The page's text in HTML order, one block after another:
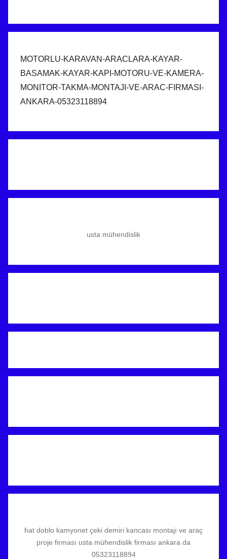
MOTORLU-KARAVAN-ARACLARA-KAYAR-
BASAMAK-KAYAR-KAPI-MOTORU-VE-KAMERA-
MONITOR-TAKMA-MONTAJI-VE-ARAC-FIRMASI-
ANKARA-05323118894
usta mühendislik
fıat doblo kamyonet çeki demiri kancası montajı ve araç
proje firması usta mühendislik firması ankara da
05323118894